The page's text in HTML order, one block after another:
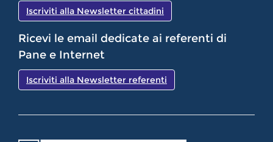
Iscriviti alla Newsletter cittadini
Ricevi le email dedicate ai referenti di
Pane e Internet
Iscriviti alla Newsletter referenti